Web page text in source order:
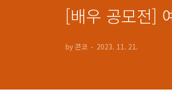
[배우 공모전]
by 콘코 2023. 11. 21.